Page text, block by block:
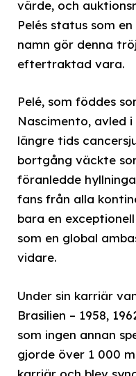
värde, och
Pelés status som
namn gör denna
eftertraktad vara.
Pelé, som föddes
Nascimento, avled
längre tids
bortgång väckte
föranledde
fans från alla
bara en
som en global
vidare.
Under sin karriär
Brasilien – 1958,
som ingen annan
gjorde över 1 000